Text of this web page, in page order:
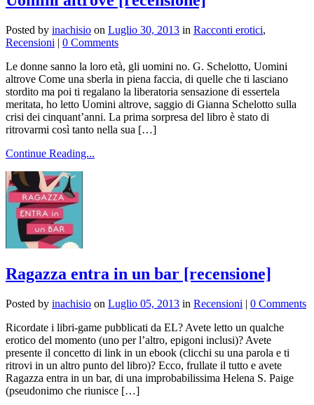
Posted by inachisio on Luglio 30, 2013 in Racconti erotici,
Recensioni | 0 Comments
Le donne sanno la loro età, gli uomini no. G. Schelotto, Uomini
altrove Come una sberla in piena faccia, di quelle che ti lasciano
stordito ma poi ti regalano la liberatoria sensazione di essertela
meritata, ho letto Uomini altrove, saggio di Gianna Schelotto sulla
crisi dei cinquant’anni. La prima sorpresa del libro è stato di
ritrovarmi così tanto nella sua […]
Continue Reading...
Ragazza entra in un bar [recensione]
Posted by inachisio on Luglio 05, 2013 in Recensioni | 0 Comments
Ricordate i libri-game pubblicati da EL? Avete letto un qualche
erotico del momento (uno per l’altro, epigoni inclusi)? Avete
presente il concetto di link in un ebook (clicchi su una parola e ti
ritrovi in un altro punto del libro)? Ecco, frullate il tutto e avete
Ragazza entra in un bar, di una improbabilissima Helena S. Paige
(pseudonimo che riunisce […]